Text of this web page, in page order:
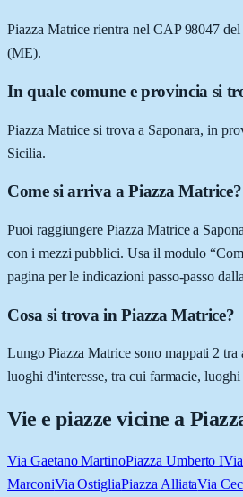
Piazza Matrice rientra nel CAP 98047
(ME).
In quale comune e provincia si
Piazza Matrice si trova a Saponara, in
Sicilia.
Come si arriva a Piazza Matrice?
Puoi raggiungere Piazza Matrice a
con i mezzi pubblici. Usa il modulo
pagina per le indicazioni passo-passo
Cosa si trova in Piazza Matrice?
Lungo Piazza Matrice sono mappati 2
luoghi d'interesse, tra cui farmacie,
Vie e piazze vicine a
Via Gaetano MartinoPiazza Umberto I
MarconiVia OstigliaPiazza AlliataVia